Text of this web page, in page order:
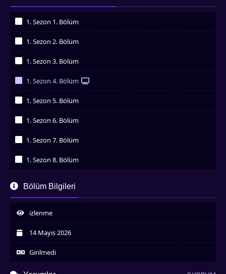
1. Sezon 1. Bölüm
1. Sezon 2. Bölüm
1. Sezon 3. Bölüm
1. Sezon 4. Bölüm
1. Sezon 5. Bölüm
1. Sezon 6. Bölüm
1. Sezon 7. Bölüm
1. Sezon 8. Bölüm
İzledim
İzledim
1. Sezon 10. Bölüm
Bölüm Bilgileri
izlenme
14 Mayıs 2026
Girilmedi